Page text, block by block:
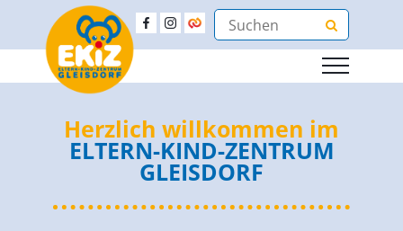
Herzlich willkommen im
ELTERN-KIND-ZENTRUM
GLEISDORF